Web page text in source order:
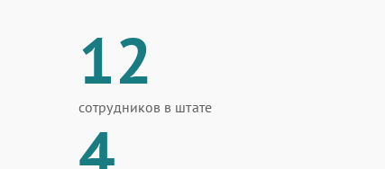
12
сотрудников в штате